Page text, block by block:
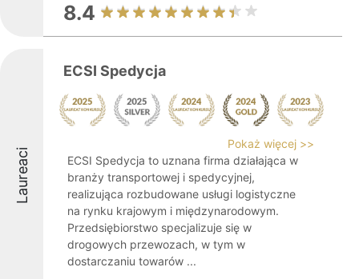
8.4
Laureaci
ECSI Spedycja
Pokaż więcej >>
ECSI Spedycja to uznana firma działająca w
branży transportowej i spedycyjnej,
realizująca rozbudowane usługi logistyczne
na rynku krajowym i międzynarodowym.
Przedsiębiorstwo specjalizuje się w
drogowych przewozach, w tym w
dostarczaniu towarów ...